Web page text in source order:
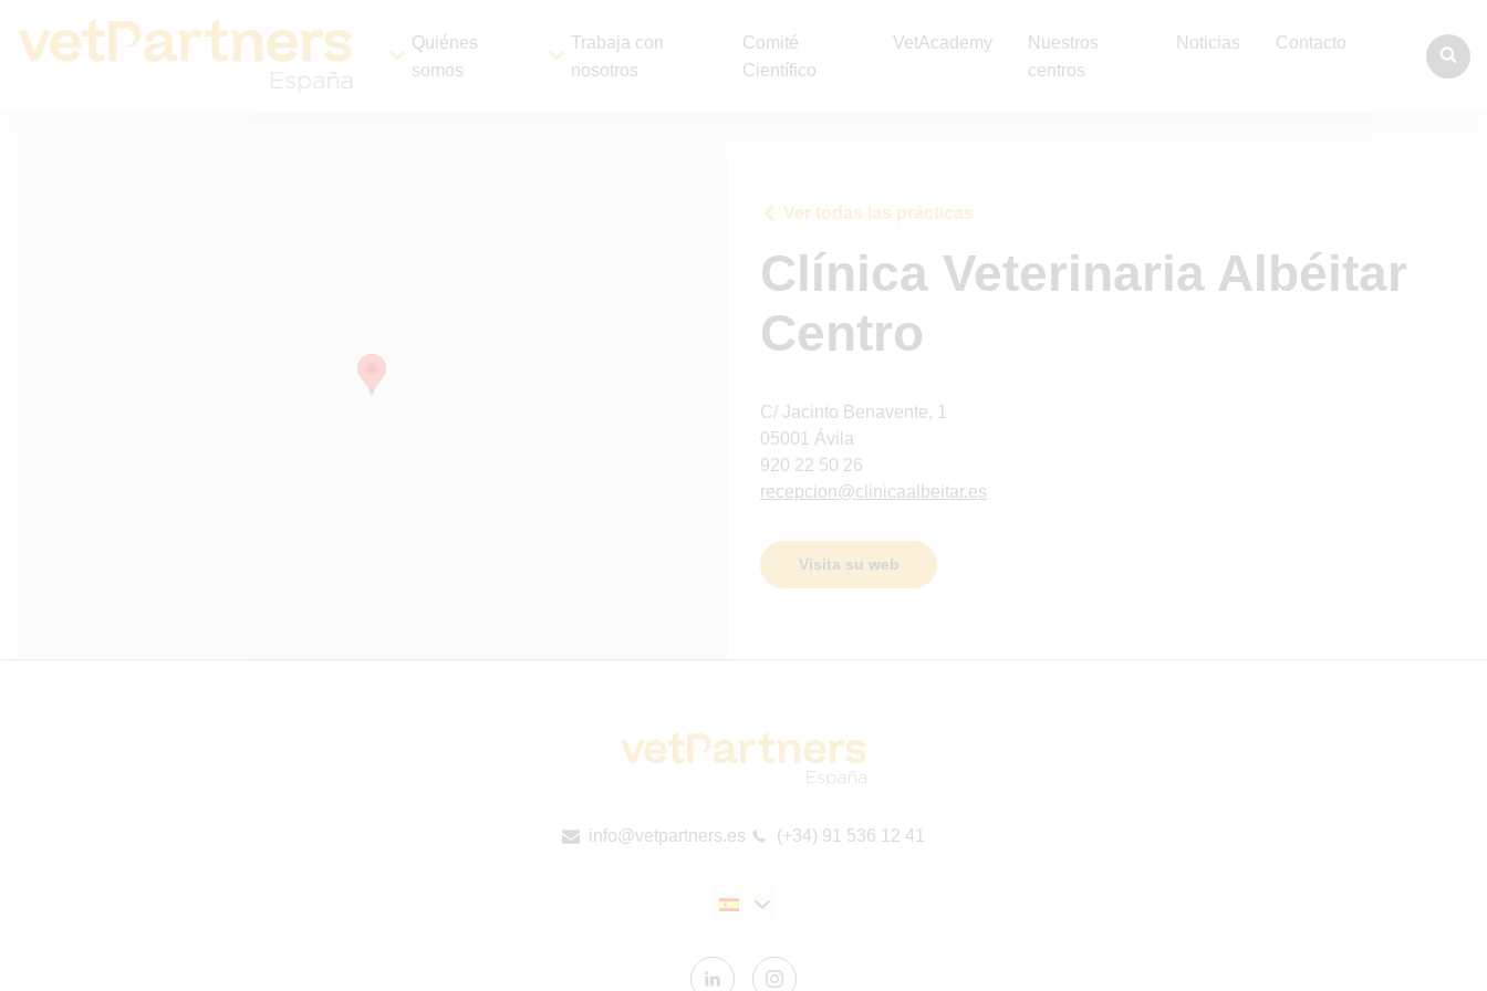
Quiénes
somos
Trabaja con
nosotros
Comité
Científico
VetAcademy
Nuestros
centros
Noticias Contacto
Ver todas las prácticas
Clínica Veterinaria Albéitar
Centro
C/ Jacinto Benavente, 1
05001 Ávila
920 22 50 26
recepcion@clinicaalbeitar.es
Visita su web
info@vetpartners.es (+34) 91 536 12 41